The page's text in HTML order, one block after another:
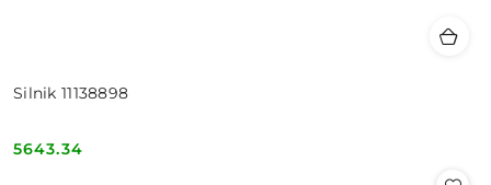
Silnik 11138898
Cena:
5643.34